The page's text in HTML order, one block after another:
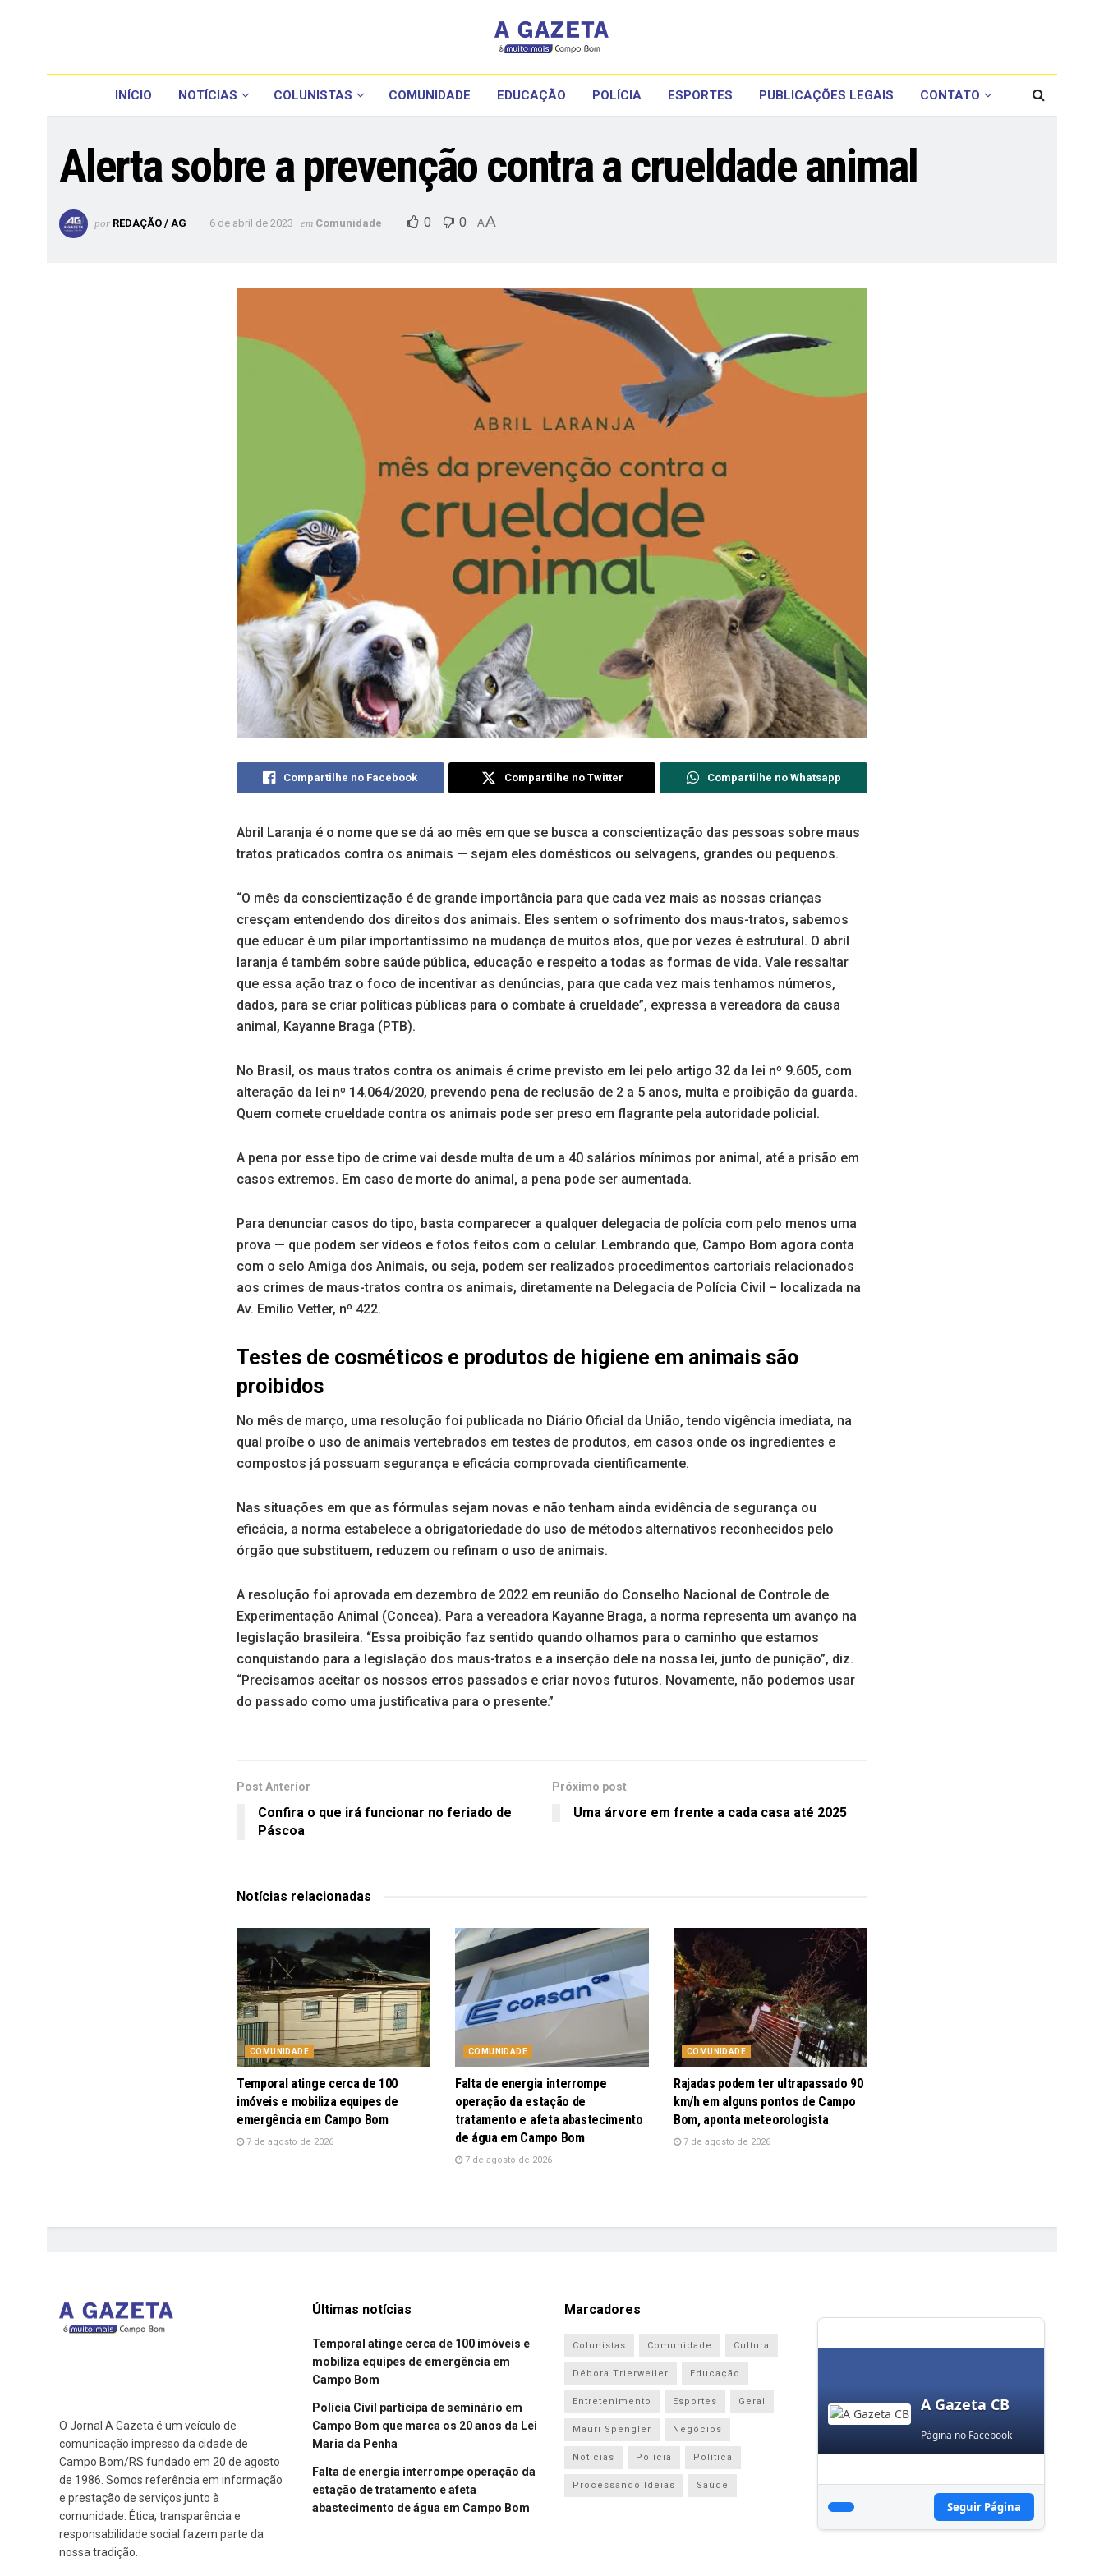
INÍCIO NOTÍCIAS COLUNISTAS COMUNIDADE EDUCAÇÃO POLÍCIA ESPORTES PUBLICAÇÕES LEGAIS CONTATO
Alerta sobre a prevenção contra a crueldade animal
por REDAÇÃO / AG 6 de abril de 2023 em Comunidade 0 0 AA
Compartilhe no Facebook Compartilhe no Twitter Compartilhe no Whatsapp
Abril Laranja é o nome que se dá ao mês em que se busca a conscientização das pessoas sobre maus
tratos praticados contra os animais — sejam eles domésticos ou selvagens, grandes ou pequenos.
“O mês da conscientização é de grande importância para que cada vez mais as nossas crianças
cresçam entendendo dos direitos dos animais. Eles sentem o sofrimento dos maus-tratos, sabemos
que educar é um pilar importantíssimo na mudança de muitos atos, que por vezes é estrutural. O abril
laranja é também sobre saúde pública, educação e respeito a todas as formas de vida. Vale ressaltar
que essa ação traz o foco de incentivar as denúncias, para que cada vez mais tenhamos números,
dados, para se criar políticas públicas para o combate à crueldade”, expressa a vereadora da causa
animal, Kayanne Braga (PTB).
No Brasil, os maus tratos contra os animais é crime previsto em lei pelo artigo 32 da lei nº 9.605, com
alteração da lei nº 14.064/2020, prevendo pena de reclusão de 2 a 5 anos, multa e proibição da guarda.
Quem comete crueldade contra os animais pode ser preso em flagrante pela autoridade policial.
A pena por esse tipo de crime vai desde multa de um a 40 salários mínimos por animal, até a prisão em
casos extremos. Em caso de morte do animal, a pena pode ser aumentada.
Para denunciar casos do tipo, basta comparecer a qualquer delegacia de polícia com pelo menos uma
prova — que podem ser vídeos e fotos feitos com o celular. Lembrando que, Campo Bom agora conta
com o selo Amiga dos Animais, ou seja, podem ser realizados procedimentos cartoriais relacionados
aos crimes de maus-tratos contra os animais, diretamente na Delegacia de Polícia Civil – localizada na
Av. Emílio Vetter, nº 422.
Testes de cosméticos e produtos de higiene em animais são
proibidos
No mês de março, uma resolução foi publicada no Diário Oficial da União, tendo vigência imediata, na
qual proíbe o uso de animais vertebrados em testes de produtos, em casos onde os ingredientes e
compostos já possuam segurança e eficácia comprovada cientificamente.
Nas situações em que as fórmulas sejam novas e não tenham ainda evidência de segurança ou
eficácia, a norma estabelece a obrigatoriedade do uso de métodos alternativos reconhecidos pelo
órgão que substituem, reduzem ou refinam o uso de animais.
A resolução foi aprovada em dezembro de 2022 em reunião do Conselho Nacional de Controle de
Experimentação Animal (Concea). Para a vereadora Kayanne Braga, a norma representa um avanço na
legislação brasileira. “Essa proibição faz sentido quando olhamos para o caminho que estamos
conquistando para a legislação dos maus-tratos e a inserção dele na nossa lei, junto de punição”, diz.
“Precisamos aceitar os nossos erros passados e criar novos futuros. Novamente, não podemos usar
do passado como uma justificativa para o presente.”
Post Anterior
Confira o que irá funcionar no feriado de
Páscoa
Próximo post
Uma árvore em frente a cada casa até 2025
Notícias relacionadas
COMUNIDADE
Temporal atinge cerca de 100
imóveis e mobiliza equipes de
emergência em Campo Bom
7 de agosto de 2026
COMUNIDADE
Falta de energia interrompe
operação da estação de
tratamento e afeta abastecimento
de água em Campo Bom
7 de agosto de 2026
COMUNIDADE
Rajadas podem ter ultrapassado 90
km/h em alguns pontos de Campo
Bom, aponta meteorologista
7 de agosto de 2026
O Jornal A Gazeta é um veículo de
comunicação impresso da cidade de
Campo Bom/RS fundado em 20 de agosto
de 1986. Somos referência em informação
e prestação de serviços junto à
comunidade. Ética, transparência e
responsabilidade social fazem parte da
nossa tradição.
Últimas notícias
Temporal atinge cerca de 100 imóveis e
mobiliza equipes de emergência em
Campo Bom
Polícia Civil participa de seminário em
Campo Bom que marca os 20 anos da Lei
Maria da Penha
Falta de energia interrompe operação da
estação de tratamento e afeta
abastecimento de água em Campo Bom
Marcadores
Colunistas Comunidade Cultura
Débora Trierweiler Educação
Entretenimento Esportes Geral
Mauri Spengler Negócios
Notícias Polícia Política
Processando Ideias Saúde
A Gazeta CB
Página no Facebook
Seguir Página